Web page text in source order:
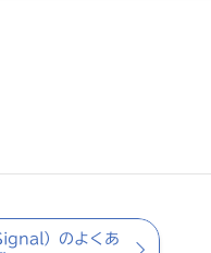
）のよくあ